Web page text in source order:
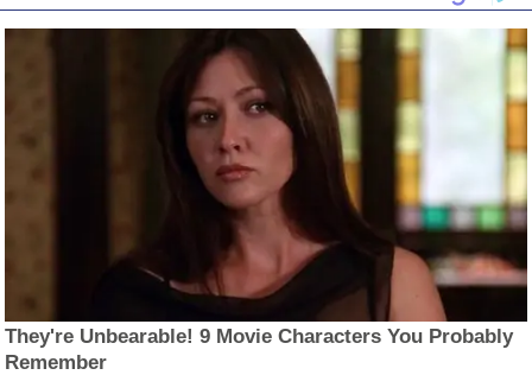
They're Unbearable! 9 Movie Characters You Probably
Remember